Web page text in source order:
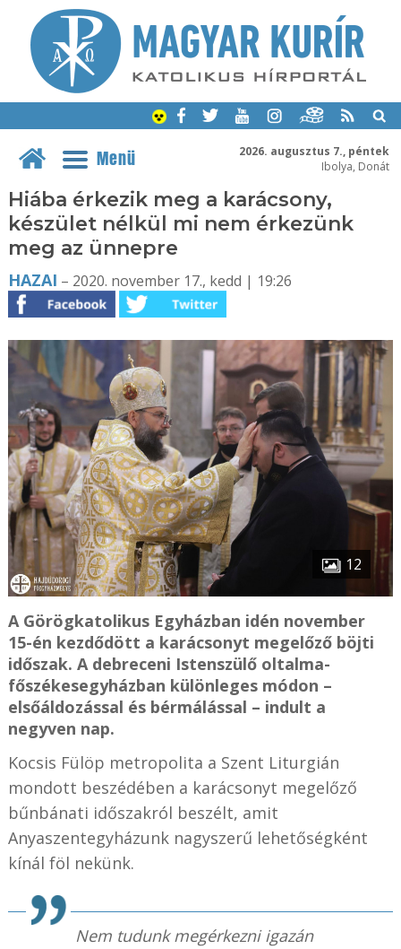
2026. augusztus 7., péntek
Ibolya, Donát
Menü
Hiába érkezik meg a karácsony,
készület nélkül mi nem érkezünk
meg az ünnepre
HAZAI – 2020. november 17., kedd | 19:26
12
A Görögkatolikus Egyházban idén november
15-én kezdődött a karácsonyt megelőző böjti
időszak. A debreceni Istenszülő oltalma-
főszékesegyházban különleges módon –
elsőáldozással és bérmálással – indult a
negyven nap.
Kocsis Fülöp metropolita a Szent Liturgián
mondott beszédében a karácsonyt megelőző
bűnbánati időszakról beszélt, amit
Anyaszentegyházunk nagyszerű lehetőségként
kínál föl nekünk.
Nem tudunk megérkezni igazán